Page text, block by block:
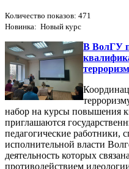
Количество показов: 471
Новинка: Новый курс
В ВолГУ
набор на курсы повышения
приглашаются
педагогические работники,
исполнительной власти
деятельность которых
противодействием